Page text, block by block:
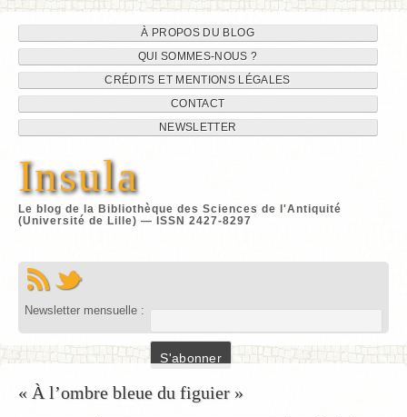
Navigation
du
site
au
contenu
À PROPOS DU BLOG
QUI SOMMES-NOUS ?
CRÉDITS ET MENTIONS LÉGALES
CONTACT
NEWSLETTER
Insula
Le blog de la Bibliothèque des Sciences de l'Antiquité
(Université de Lille) — ISSN 2427-8297
Newsletter mensuelle :
« À l’ombre bleue du figuier »